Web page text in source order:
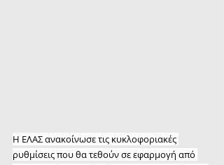
Η ΕΛΑΣ ανακοίνωσε τις κυκλοφοριακές
ρυθμίσεις που θα τεθούν σε εφαρμογή από